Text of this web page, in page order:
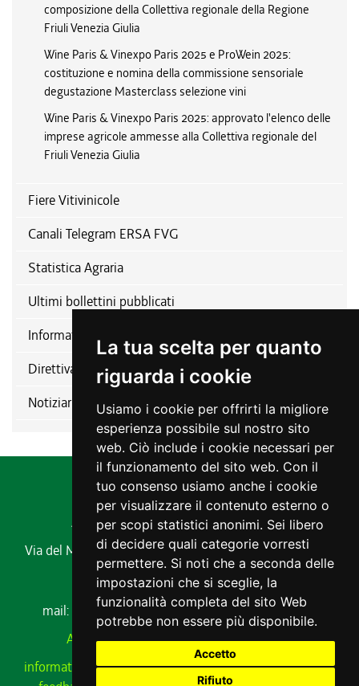
La tua scelta per quanto
riguarda i cookie
Usiamo i cookie per offrirti la migliore
esperienza possibile sul nostro sito
web. Ciò include i cookie necessari per
il funzionamento del sito web. Con il
tuo consenso usiamo anche i cookie
per visualizzare il contenuto esterno o
per scopi statistici anonimi. Sei libero
di decidere quali categorie vorresti
permettere. Si noti che a seconda delle
impostazioni che si sceglie, la
funzionalità completa del sito Web
potrebbe non essere più disponibile.
Accetto
Rifiuto
composizione della Collettiva regionale della Regione
Friuli Venezia Giulia
Wine Paris & Vinexpo Paris 2025 e ProWein 2025:
costituzione e nomina della commissione sensoriale
degustazione Masterclass selezione vini
Wine Paris & Vinexpo Paris 2025: approvato l'elenco delle
imprese agricole ammesse alla Collettiva regionale del
Friuli Venezia Giulia
Fiere Vitivinicole
Canali Telegram ERSA FVG
Statistica Agraria
Ultimi bollettini pubblicati
Informativa relativa alla disciplina del patrocinio
Direttiva nitrati
Notiziario ERSA
Agenzia regionale per lo sviluppo rurale
Via del Montesanto, 17 34170 GORIZIACodice fiscale e
partita IVA 00485650311
Tel. 0432 529211
mail:
ersa@ersa.fvg.itPec:ersa@certregione.fvg.it
Amministrazione Trasparente|AVCP xml
informativa privacy|cookie|note legali|meccanismo di